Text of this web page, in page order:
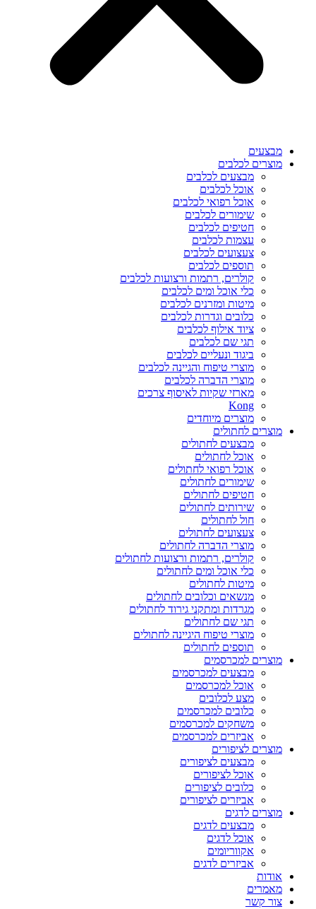
מבצעים
מוצרים לכלבים
מבצעים לכלבים
אוכל לכלבים
אוכל רפואי לכלבים
שימורים לכלבים
חטיפים לכלבים
עצמות לכלבים
צעצועים לכלבים
תוספים לכלבים
קולרים, רתמות ורצועות לכלבים
כלי אוכל ומים לכלבים
מיטות ומזרנים לכלבים
כלובים וגדרות לכלבים
ציוד אילוף לכלבים
תגי שם לכלבים
ביגוד ונעליים לכלבים
מוצרי טיפוח והגיינה לכלבים
מוצרי הדברה לכלבים
מארזי שקיות לאיסוף צרכים
Kong
מוצרים מיוחדים
מוצרים לחתולים
מבצעים לחתולים
אוכל לחתולים
אוכל רפואי לחתולים
שימורים לחתולים
חטיפים לחתולים
שירותים לחתולים
חול לחתולים
צעצועים לחתולים
מוצרי הדברה לחתולים
קולרים, רתמות ורצועות לחתולים
כלי אוכל ומים לחתולים
מיטות לחתולים
מנשאים וכלובים לחתולים
מגרדות ומתקני גירוד לחתולים
תגי שם לחתולים
מוצרי טיפוח היגיינה לחתולים
תוספים לחתולים
מוצרים למכרסמים
מבצעים למכרסמים
אוכל למכרסמים
מצע לכלובים
כלובים למכרסמים
משחקים למכרסמים
אביזרים למכרסמים
מוצרים לציפורים
מבצעים לציפורים
אוכל לציפורים
כלובים לציפורים
אביזרים לציפורים
מוצרים לדגים
מבצעים לדגים
אוכל לדגים
אקווריומים
אביזרים לדגים
אודות
מאמרים
צור קשר